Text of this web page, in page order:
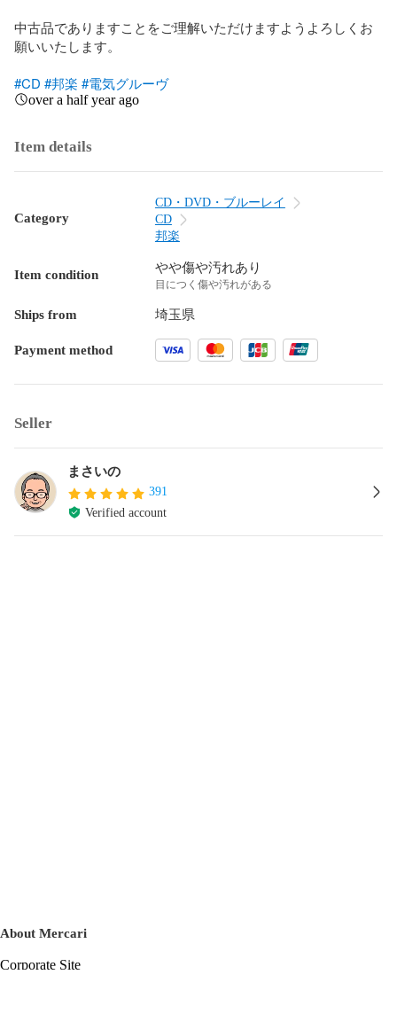
中古品でありますことをご理解いただけますようよろしくお
願いいたします。
#CD #邦楽 #電気グルーヴ
over a half year ago
Item details
Category
CD・DVD・ブルーレイ
CD
邦楽
Item condition やや傷や汚れあり
目につく傷や汚れがある
Ships from 埼玉県
Payment method
Seller
まさいの
391
Verified account
About Mercari
Corporate Site